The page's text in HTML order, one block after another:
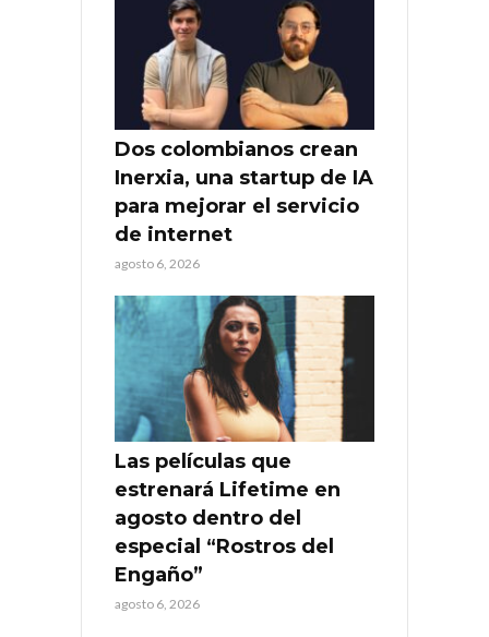
Dos colombianos crean
Inerxia, una startup de IA
para mejorar el servicio
de internet
agosto 6, 2026
Las películas que
estrenará Lifetime en
agosto dentro del
especial “Rostros del
Engaño”
agosto 6, 2026